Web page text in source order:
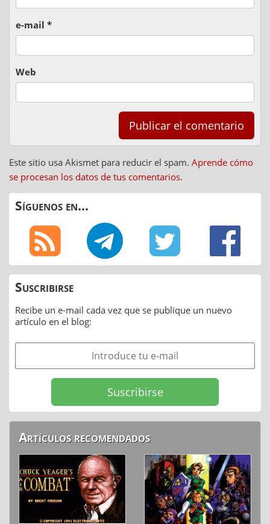
e-mail *
Web
Este sitio usa Akismet para reducir el spam. Aprende cómo
se procesan los datos de tus comentarios.
Síguenos en...
Suscribirse
Recibe un e-mail cada vez que se publique un nuevo
artículo en el blog:
Artículos recomendados